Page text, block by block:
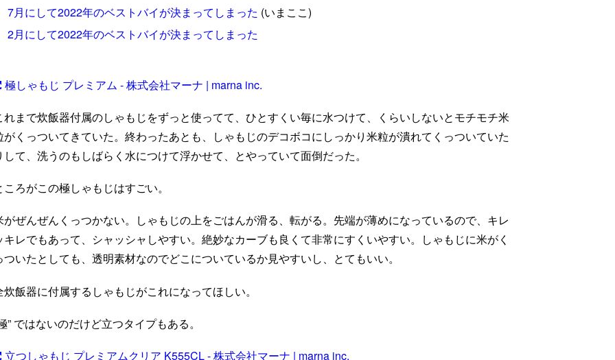
7月にして2022年のベストバイが決まってしまった (いまここ)
2月にして2022年のベストバイが決まってしまった
極しゃもじ プレミアム - 株式会社マーナ | marna inc.
れまで炊飯器付属のしゃもじをずっと使ってて、ひとすくい毎に水つけて、くらいしないとモチモチ米
がくっついてきていた。終わったあとも、しゃもじのデコボコにしっかり米粒が潰れてくっついていた
して、洗うのもしばらく水につけて浮かせて、とやっていて面倒だった。
ころがこの極しゃもじはすごい。
がぜんぜんくっつかない。しゃもじの上をごはんが滑る、転がる。先端が薄めになっているので、キレ
キレでもあって、シャッシャしやすい。絶妙なカーブも良くて非常にすくいやすい。しゃもじに米がく
ついたとしても、透明素材なのでどこについているか見やすいし、とてもいい。
炊飯器に付属するしゃもじがこれになってほしい。
” ではないのだけど立つタイプもある。
立つしゃもじ プレミアムクリア K555CL - 株式会社マーナ | marna inc.